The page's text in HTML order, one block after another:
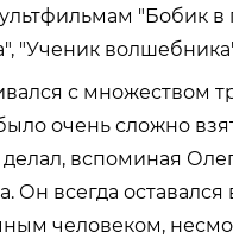
"Бобик в
"Ученик
с множеством
очень сложно
делал, вспоминая
Он всегда
человеком,